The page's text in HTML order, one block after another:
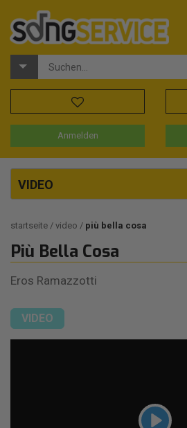
Anmelden
VIDEO
startseite video più bella cosa
Più Bella Cosa
Eros Ramazzotti
VIDEO